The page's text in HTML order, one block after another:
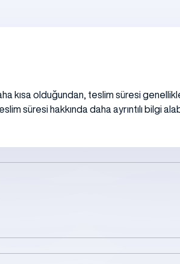
kısa olduğundan, teslim süresi
süresi hakkında daha ayrıntılı bilgi